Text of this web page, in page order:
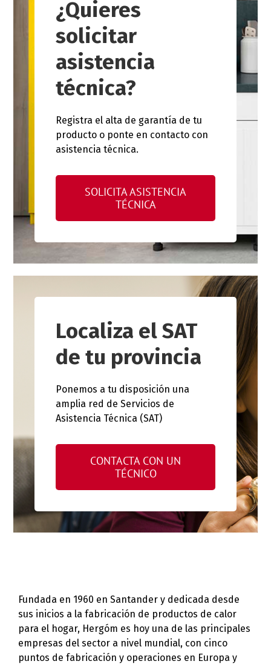
¿Quieres
solicitar
asistencia
técnica?
Registra el alta de garantía de tu
producto o ponte en contacto con
asistencia técnica.
SOLICITA ASISTENCIA
TÉCNICA
Localiza el SAT
de tu provincia
Ponemos a tu disposición una
amplia red de Servicios de
Asistencia Técnica (SAT)
CONTACTA CON UN
TÉCNICO
Fundada en 1960 en Santander y dedicada desde
sus inicios a la fabricación de productos de calor
para el hogar, Hergóm es hoy una de las principales
empresas del sector a nivel mundial, con cinco
puntos de fabricación y operaciones en Europa y